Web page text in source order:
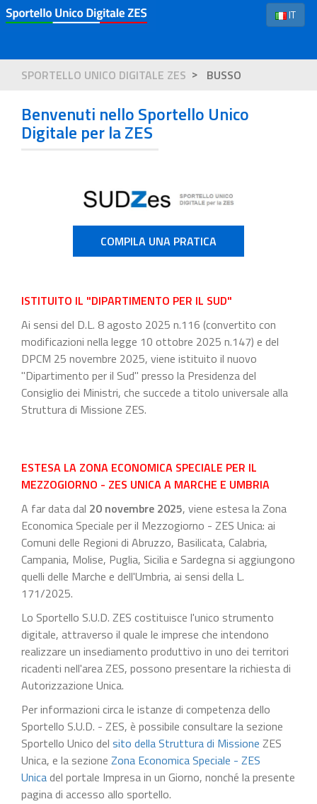
IT
SPORTELLO UNICO DIGITALE ZES BUSSO
Benvenuti nello Sportello Unico
Digitale per la ZES
COMPILA UNA PRATICA
ISTITUITO IL "DIPARTIMENTO PER IL SUD"
Ai sensi del D.L. 8 agosto 2025 n.116 (convertito con
modificazioni nella legge 10 ottobre 2025 n.147) e del
DPCM 25 novembre 2025, viene istituito il nuovo
"Dipartimento per il Sud" presso la Presidenza del
Consiglio dei Ministri, che succede a titolo universale alla
Struttura di Missione ZES.
ESTESA LA ZONA ECONOMICA SPECIALE PER IL
MEZZOGIORNO - ZES UNICA A MARCHE E UMBRIA
A far data dal 20 novembre 2025, viene estesa la Zona
Economica Speciale per il Mezzogiorno - ZES Unica: ai
Comuni delle Regioni di Abruzzo, Basilicata, Calabria,
Campania, Molise, Puglia, Sicilia e Sardegna si aggiungono
quelli delle Marche e dell'Umbria, ai sensi della L.
171/2025.
Lo Sportello S.U.D. ZES costituisce l'unico strumento
digitale, attraverso il quale le imprese che intendono
realizzare un insediamento produttivo in uno dei territori
ricadenti nell'area ZES, possono presentare la richiesta di
Autorizzazione Unica.
Per informazioni circa le istanze di competenza dello
Sportello S.U.D. - ZES, è possibile consultare la sezione
Sportello Unico del sito della Struttura di Missione ZES
Unica, e la sezione Zona Economica Speciale - ZES
Unicadel portale Impresa in un Giorno, nonché la presente
pagina di accesso allo sportello.